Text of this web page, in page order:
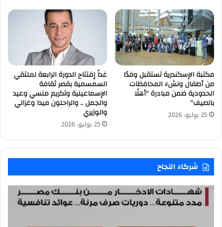
مكتبة الإسكندرية تستقبل وفدًا
من أطفال ونشء المحافظات
الحدودية ضمن مبادرة “أهلًا
بالصيف”
25 يوليو، 2026
غداً إفتتاح الدورة الرابعة لملتقي
السمسمية بقصر ثقافة
الإسماعيلية وتكريم منسي وعيد
والجمل .. والراحلون ميدا وغزالي
والوزيري
25 يوليو، 2026
شركاء النجاح